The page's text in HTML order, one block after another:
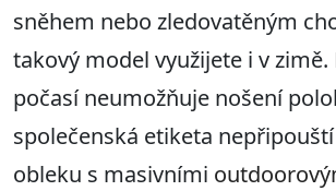
sněhem nebo zledovatěným
takový model využijete i v zimě.
počasí neumožňuje nošení
společenská etiketa
obleku s masivními